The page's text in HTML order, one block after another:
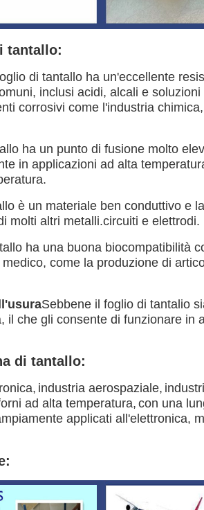
tantallo:
di tantallo ha un'eccellente
inclusi acidi, alcali e
corrosivi come l'industria
ha un punto di fusione molto
in applicazioni ad alta
è un materiale ben conduttivo e
molti altri metalli.circuiti e elettrodi.
ha una buona biocompatibilità
come la produzione di
Sebbene il foglio di tantalio
il che gli consente di funzionare in
di tantallo:
industria aerospaziale,
ad alta temperatura, con una
applicati all'elettronica,